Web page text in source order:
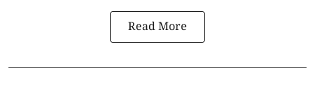
Read More